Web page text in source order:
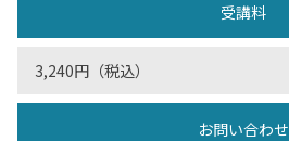
受講料
3,240円（税込）
お問い合わせ